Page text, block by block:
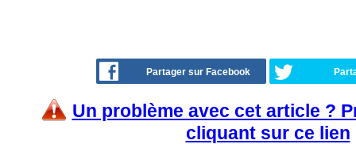
Partager sur Facebook
Un problème avec cet article ?
cliquant sur ce lien